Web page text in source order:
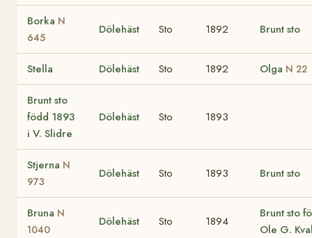
Borka N
645
Dölehäst Sto 1892 Brunt sto
Stella Dölehäst Sto 1892 Olga N 22
Brunt sto
född 1893
i V. Slidre
Dölehäst Sto 1893
Stjerna N
973
Dölehäst Sto 1893 Brunt sto
Bruna N
1040
Dölehäst Sto 1894
Brunt sto
Ole G.